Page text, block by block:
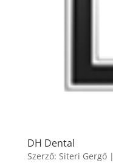
DH Dental
Szerző: Siteri Gergő|